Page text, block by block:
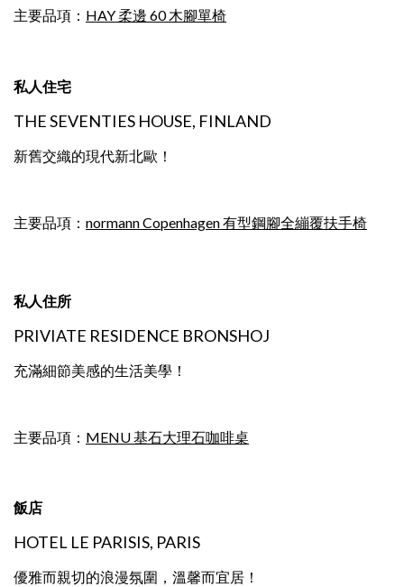
主要品項： HAY 柔邊 60 木腳單椅
私人住宅
THE SEVENTIES HOUSE, FINLAND
新舊交織的現代新北歐！
主要品項： normann Copenhagen 有型鋼腳全繃覆扶手椅
私人住所
PRIVIATE RESIDENCE BRONSHOJ
充滿細節美感的生活美學！
主要品項： MENU 基石大理石咖啡桌
飯店
HOTEL LE PARISIS, PARIS
優雅而親切的浪漫氛圍，溫馨而宜居！